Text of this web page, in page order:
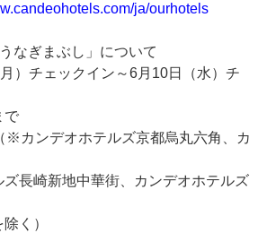
ja/ourhotels
なぎまぶし」について
）チェックイン～6月10日（水）チ
※カンデオホテルズ京都烏丸六角、カ
新地中華街、カンデオホテルズ
）